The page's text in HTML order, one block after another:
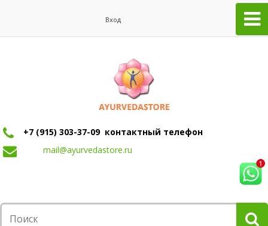
Вход
+7 (915) 303-37-09 контактный телефон
mail@ayurvedastore.ru